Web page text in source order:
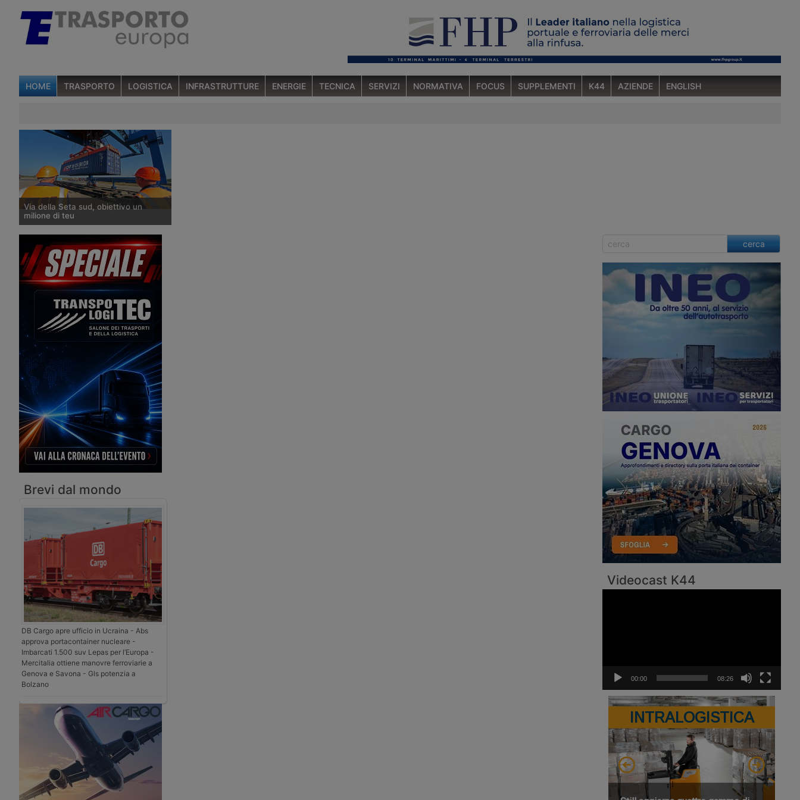
HOME TRASPORTO LOGISTICA INFRASTRUTTURE ENERGIE TECNICA SERVIZI NORMATIVA FOCUS SUPPLEMENTI K44 AZIENDE ENGLISH
Via della Seta sud, obiettivo un
milione di teu
Al Transpotec 2019, il presidente di
Utlc-Era ha illustrato il traffico di
contenitori sulla tratta ferroviaria
meridionale tra Cina ed Europa nel
2018 e ha mostrato gli obiettivi per il
futuro.
Brevi dal mondo
DB Cargo apre ufficio in Ucraina - Abs
approva portacontainer nucleare -
Imbarcati 1.500 suv Lepas per l’Europa -
Mercitalia ottiene manovre ferroviarie a
Genova e Savona - Gls potenzia a
Bolzano
cerca
Videocast K44
00:00 08:26
INTRALOGISTICA